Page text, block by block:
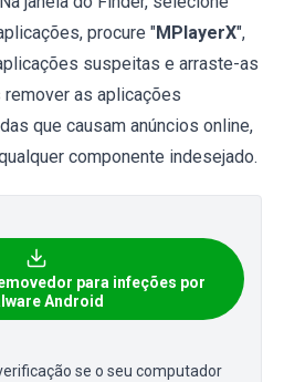
procure "MPlayerX",
suspeitas e arraste-as
remover as aplicações
que causam anúncios online,
componente indesejado.
para infeções por
Android
se o seu computador